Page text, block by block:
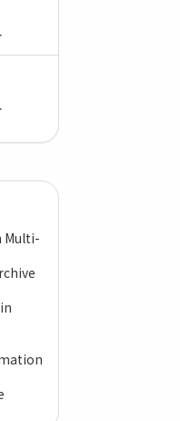
Multi-